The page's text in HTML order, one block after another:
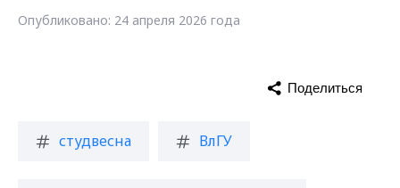
Опубликовано: 24 апреля 2026 года
студвесна ВлГУ
Поделиться